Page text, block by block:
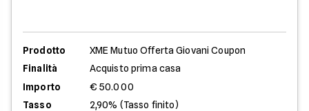
Prodotto
XME Mutuo Offerta Giovani Coupon
Finalità
Acquisto prima casa
Importo
€ 50.000
Tasso
2,90% (Tasso finito)